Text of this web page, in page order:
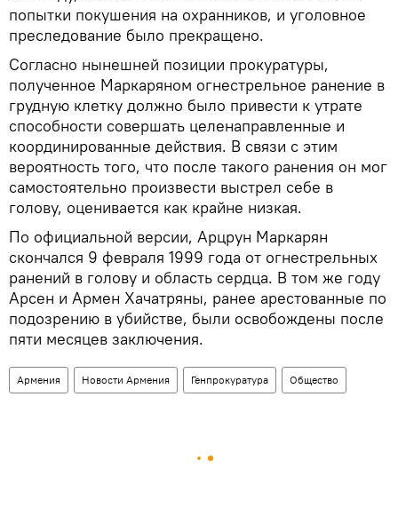
попытки покушения на охранников, и уголовное
преследование было прекращено.
Согласно нынешней позиции прокуратуры,
полученное Маркаряном огнестрельное ранение в
грудную клетку должно было привести к утрате
способности совершать целенаправленные и
координированные действия. В связи с этим
вероятность того, что после такого ранения он мог
самостоятельно произвести выстрел себе в
голову, оценивается как крайне низкая.
По официальной версии, Арцрун Маркарян
скончался 9 февраля 1999 года от огнестрельных
ранений в голову и область сердца. В том же году
Арсен и Армен Хачатряны, ранее арестованные по
подозрению в убийстве, были освобождены после
пяти месяцев заключения.
Армения Новости Армения Генпрокуратура Общество